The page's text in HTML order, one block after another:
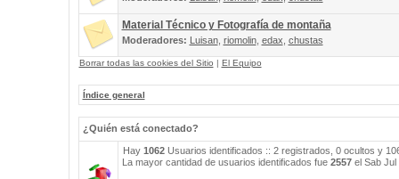
Material Técnico y Fotografía de montaña
Moderadores: Luisan, riomolin, edax chustas
Borrar todas las cookies del Sitio | El Equipo
Índice general
¿Quién está conectado?
Hay 1062Usuarios identificados :: 2 registrados, 0 ocultos y
La mayor cantidad de usuarios identificados fue 2557el Sab Jul